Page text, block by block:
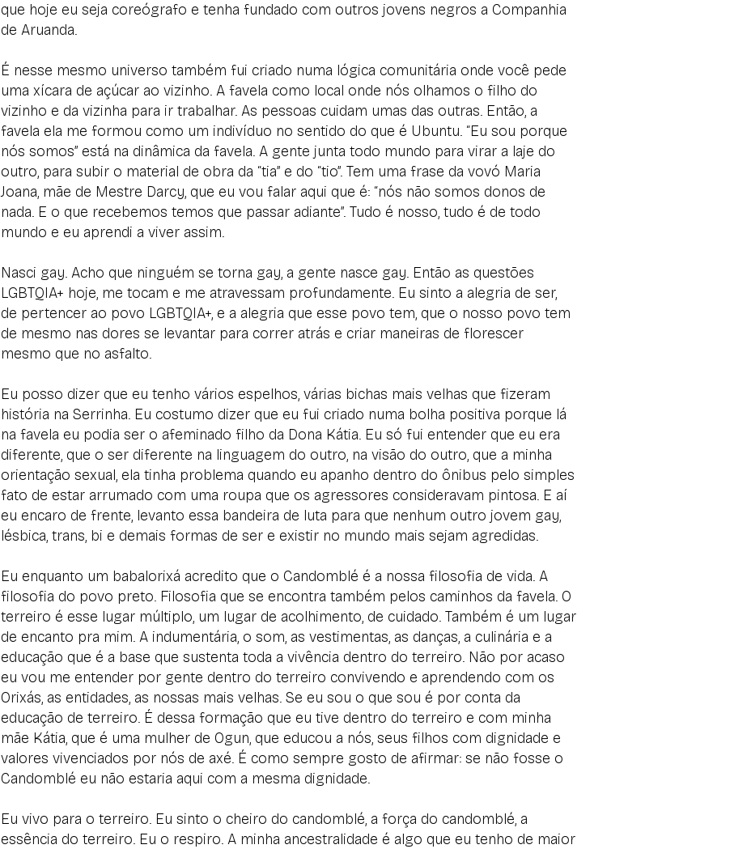
que hoje eu seja coreógrafo e tenha fundado com outros jovens negros a Companhia
de Aruanda.
É nesse mesmo universo também fui criado numa lógica comunitária onde você pede
uma xícara de açúcar ao vizinho. A favela como local onde nós olhamos o filho do
vizinho e da vizinha para ir trabalhar. As pessoas cuidam umas das outras. Então, a
favela ela me formou como um indivíduo no sentido do que é Ubuntu. “Eu sou porque
nós somos” está na dinâmica da favela. A gente junta todo mundo para virar a laje do
outro, para subir o material de obra da “tia” e do “tio”. Tem uma frase da vovó Maria
Joana, mãe de Mestre Darcy, que eu vou falar aqui que é: “nós não somos donos de
nada. E o que recebemos temos que passar adiante”. Tudo é nosso, tudo é de todo
mundo e eu aprendi a viver assim.
Nasci gay. Acho que ninguém se torna gay, a gente nasce gay. Então as questões
LGBTQIA+ hoje, me tocam e me atravessam profundamente. Eu sinto a alegria de ser,
de pertencer ao povo LGBTQIA+, e a alegria que esse povo tem, que o nosso povo tem
de mesmo nas dores se levantar para correr atrás e criar maneiras de florescer
mesmo que no asfalto.
Eu posso dizer que eu tenho vários espelhos, várias bichas mais velhas que fizeram
história na Serrinha. Eu costumo dizer que eu fui criado numa bolha positiva porque lá
na favela eu podia ser o afeminado filho da Dona Kátia. Eu só fui entender que eu era
diferente, que o ser diferente na linguagem do outro, na visão do outro, que a minha
orientação sexual, ela tinha problema quando eu apanho dentro do ônibus pelo simples
fato de estar arrumado com uma roupa que os agressores consideravam pintosa. E aí
eu encaro de frente, levanto essa bandeira de luta para que nenhum outro jovem gay,
lésbica, trans, bi e demais formas de ser e existir no mundo mais sejam agredidas.
Eu enquanto um babalorixá acredito que o Candomblé é a nossa filosofia de vida. A
filosofia do povo preto. Filosofia que se encontra também pelos caminhos da favela. O
terreiro é esse lugar múltiplo, um lugar de acolhimento, de cuidado. Também é um lugar
de encanto pra mim. A indumentária, o som, as vestimentas, as danças, a culinária e a
educação que é a base que sustenta toda a vivência dentro do terreiro. Não por acaso
eu vou me entender por gente dentro do terreiro convivendo e aprendendo com os
Orixás, as entidades, as nossas mais velhas. Se eu sou o que sou é por conta da
educação de terreiro. É dessa formação que eu tive dentro do terreiro e com minha
mãe Kátia, que é uma mulher de Ogun, que educou a nós, seus filhos com dignidade e
valores vivenciados por nós de axé. É como sempre gosto de afirmar: se não fosse o
Candomblé eu não estaria aqui com a mesma dignidade.
Eu vivo para o terreiro. Eu sinto o cheiro do candomblé, a força do candomblé, a
essência do terreiro. Eu o respiro. A minha ancestralidade é algo que eu tenho de maior